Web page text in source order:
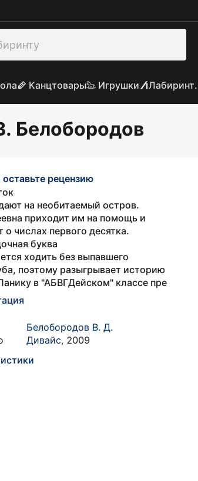
Канцтовары Игрушки
Белобородов
рецензию
на необитаемый остров.
приходит им на помощь и
о числах первого десятка.
буква
ходить без выпавшего
поэтому разыгрывает историю
в "АБВГДейском" классе пре
Белобородов В. Д.
Дивайс, 2009